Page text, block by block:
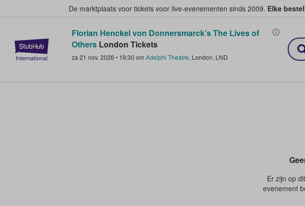
De marktplaats voor tickets voor live-evenementen sinds 2009. Elke
StubHub: waar fans tickets kopen en verkopen
Florian Henckel von Donnersmarck’s The Lives of
OthersLondon Tickets
za 21 nov. 2026 • 19:30 om Adelphi Theatre, London, LND
Er zijn op
evenement